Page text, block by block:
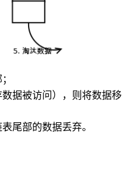
据被访问），则将数据移
尾部的数据丢弃。